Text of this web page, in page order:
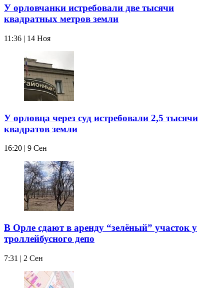
У орловчанки истребовали две тысячи
квадратных метров земли
11:36 | 14 Ноя
У орловца через суд истребовали 2,5 тысячи
квадратов земли
16:20 | 9 Сен
В Орле сдают в аренду “зелёный” участок у
троллейбусного депо
7:31 | 2 Сен